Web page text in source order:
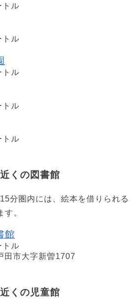
トル
トル
トル
トル
トル
くの図書館
分圏内には、絵本を借りられる
す。
館
トル
田市大字新曽1707
くの児童館